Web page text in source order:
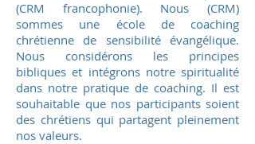
(CRM francophonie). Nous (CRM)
sommes une école de coaching
chrétienne de sensibilité évangélique.
Nous considérons les principes
bibliques et intégrons notre spiritualité
dans notre pratique de coaching. Il est
souhaitable que nos participants soient
des chrétiens qui partagent pleinement
nos valeurs.